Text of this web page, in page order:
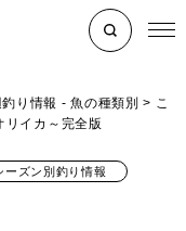
り情報 - 魚の種類別 > こ
リイカ～完全版
ーズン別釣り情報